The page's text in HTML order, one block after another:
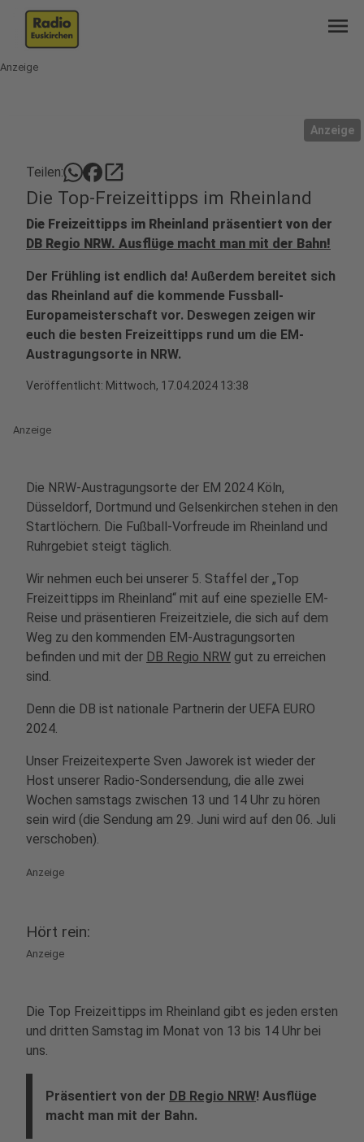
menu
Anzeige
Anzeige
Teilen: open_in_new
Die Top-Freizeittipps im Rheinland
Die Freizeittipps im Rheinland präsentiert von der
DB Regio NRW. Ausflüge macht man mit der Bahn!
Der Frühling ist endlich da! Außerdem bereitet sich
das Rheinland auf die kommende Fussball-
Europameisterschaft vor. Deswegen zeigen wir
euch die besten Freizeittipps rund um die EM-
Austragungsorte in NRW.
Veröffentlicht: Mittwoch, 17.04.2024 13:38
Anzeige
Die NRW-Austragungsorte der EM 2024 Köln,
Düsseldorf, Dortmund und Gelsenkirchen stehen in den
Startlöchern. Die Fußball-Vorfreude im Rheinland und
Ruhrgebiet steigt täglich.
Wir nehmen euch bei unserer 5. Staffel der „Top
Freizeittipps im Rheinland“ mit auf eine spezielle EM-
Reise und präsentieren Freizeitziele, die sich auf dem
Weg zu den kommenden EM-Austragungsorten
befinden und mit der DB Regio NRW gut zu erreichen
sind.
Denn die DB ist nationale Partnerin der UEFA EURO
2024.
Unser Freizeitexperte Sven Jaworek ist wieder der
Host unserer Radio-Sondersendung, die alle zwei
Wochen samstags zwischen 13 und 14 Uhr zu hören
sein wird (die Sendung am 29. Juni wird auf den 06. Juli
verschoben).
Anzeige
Hört rein:
Anzeige
Die Top Freizeittipps im Rheinland gibt es jeden ersten
und dritten Samstag im Monat von 13 bis 14 Uhr bei
uns.
Präsentiert von der DB Regio NRW! Ausflüge
macht man mit der Bahn.